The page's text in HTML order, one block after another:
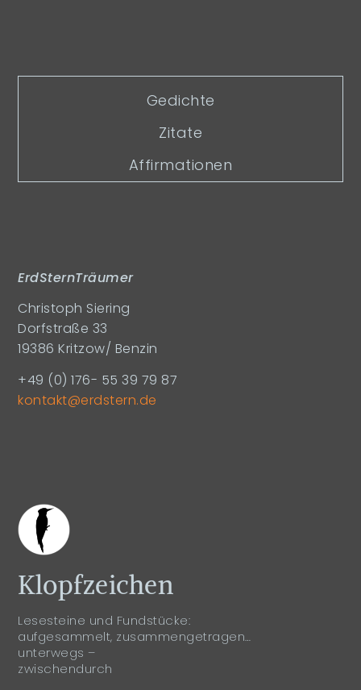
Klopfzeichen
Lesesteine und Fundstücke:
aufgesammelt, zusammengetragen…
unterwegs –
zwischendurch
ErdSternTräumer
Christoph Siering
Dorfstraße 33
19386 Kritzow/ Benzin
+49 (0) 176- 55 39 79 87
kontakt@erdstern.de
Gedichte
Zitate
Affirmationen